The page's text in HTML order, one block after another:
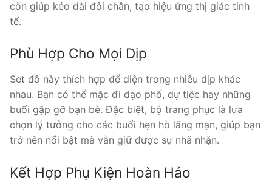
còn giúp kéo dài đôi chân, tạo hiệu ứng thị giác tinh
tế.
Phù Hợp Cho Mọi Dịp
Set đồ này thích hợp để diện trong nhiều dịp khác
nhau. Bạn có thể mặc đi dạo phố, dự tiệc hay những
buổi gặp gỡ bạn bè. Đặc biệt, bộ trang phục là lựa
chọn lý tưởng cho các buổi hẹn hò lãng mạn, giúp bạn
trở nên nổi bật mà vẫn giữ được sự nhã nhặn.
Kết Hợp Phụ Kiện Hoàn Hảo